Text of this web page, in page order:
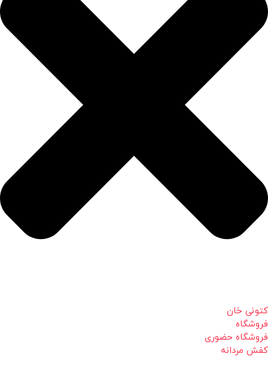
کتونی خان
فروشگاه
فروشگاه حضوری
کفش مردانه